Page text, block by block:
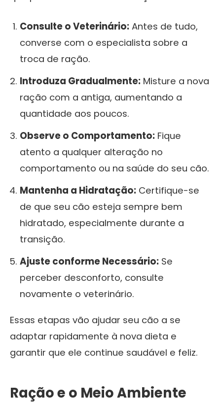
Consulte o Veterinário: Antes de tudo,
converse com o especialista sobre a
troca de ração.
Introduza Gradualmente: Misture a nova
ração com a antiga, aumentando a
quantidade aos poucos.
Observe o Comportamento: Fique
atento a qualquer alteração no
comportamento ou na saúde do seu cão.
Mantenha a Hidratação: Certifique-se
de que seu cão esteja sempre bem
hidratado, especialmente durante a
transição.
Ajuste conforme Necessário: Se
perceber desconforto, consulte
novamente o veterinário.
Essas etapas vão ajudar seu cão a se
adaptar rapidamente à nova dieta e
garantir que ele continue saudável e feliz.
Ração e o Meio Ambiente